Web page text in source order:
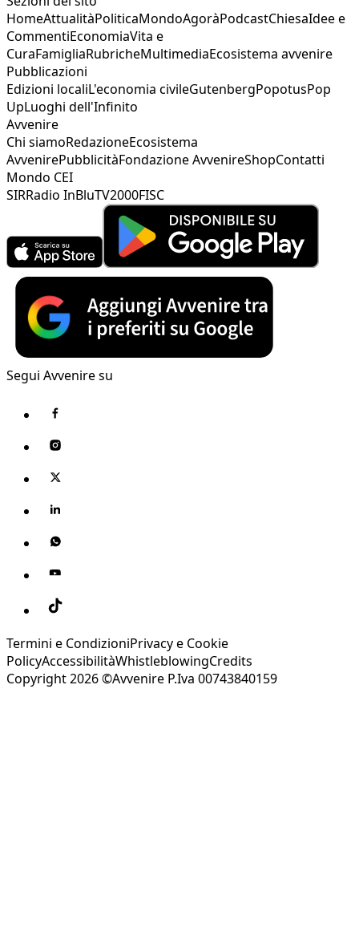
HomeAttualitàPoliticaMondoAgoràPodcastChiesaIdee e
CommentiEconomiaVita e
CuraFamigliaRubricheMultimediaEcosistema avvenire
Pubblicazioni
Edizioni localiL'economia civileGutenbergPopotusPop
UpLuoghi dell'Infinito
Avvenire
Chi siamoRedazioneEcosistema
AvvenirePubblicitàFondazione AvvenireShopContatti
Mondo CEI
SIRRadio InBluTV2000FISC
Segui Avvenire su
Termini e CondizioniPrivacy e Cookie
PolicyAccessibilitàWhistleblowingCredits
Copyright 2026 ©Avvenire P.Iva 00743840159